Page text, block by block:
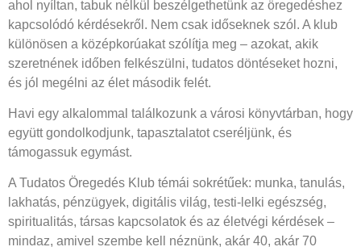
ahol nyíltan, tabuk nélkül beszélgethetünk az öregedéshez
kapcsolódó kérdésekről. Nem csak időseknek szól. A klub
különösen a középkorúakat szólítja meg – azokat, akik
szeretnének időben felkészülni, tudatos döntéseket hozni,
és jól megélni az élet második felét.
Havi egy alkalommal találkozunk a városi könyvtárban, hogy
együtt gondolkodjunk, tapasztalatot cseréljünk, és
támogassuk egymást.
A Tudatos Öregedés Klub témái sokrétűek: munka, tanulás,
lakhatás, pénzügyek, digitális világ, testi-lelki egészség,
spiritualitás, társas kapcsolatok és az életvégi kérdések –
mindaz, amivel szembe kell néznünk, akár 40, akár 70